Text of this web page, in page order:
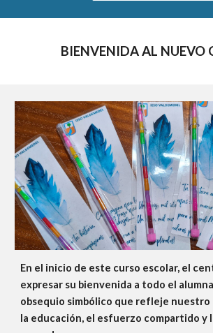
BIENVENIDA AL NUEVO
En el inicio de este curso escolar, el
expresar su bienvenida a todo el
obsequio simbólico que refleje nuestro
la educación, el esfuerzo compartido y